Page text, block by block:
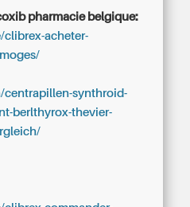
pharmacie belgique:
clibrex-acheter-
centrapillen-synthroid-
berlthyrox-thevier-